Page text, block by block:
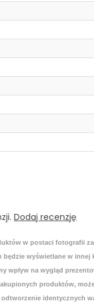
Dodaj recenzję
w postaci fotografii
będzie wyświetlane w
wpływ na wygląd
produktów,
identycznych